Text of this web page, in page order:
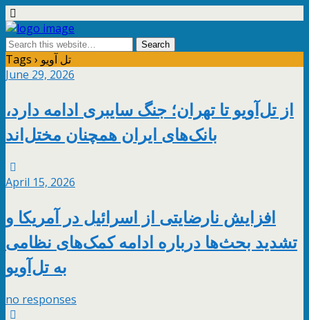
Tags › تل آویو
June 29, 2026
از تل‌آویو تا تهران؛ جنگ سایبری ادامه دارد،
بانک‌های ایران همچنان مختل‌اند
April 15, 2026
افزایش نارضایتی از اسرائیل در آمریکا و
تشدید بحث‌ها درباره ادامه کمک‌های نظامی
به تل‌آویو
no responses